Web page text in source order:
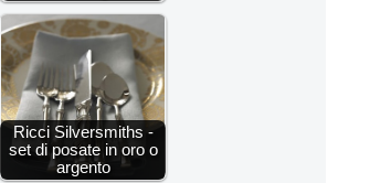
Ricci Silversmiths -
set di posate in oro o
argento